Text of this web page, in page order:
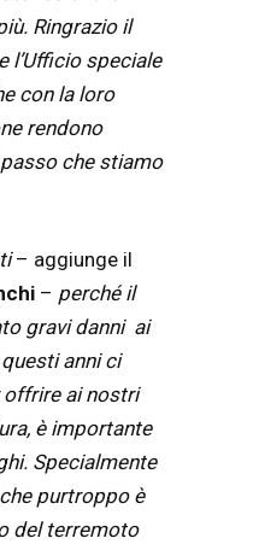
Ringrazio il
l’Ufficio speciale
con la loro
rendono
che stiamo
– aggiunge il
– perché il
gravi danni ai
questi anni ci
ai nostri
è importante
Specialmente
purtroppo è
del terremoto